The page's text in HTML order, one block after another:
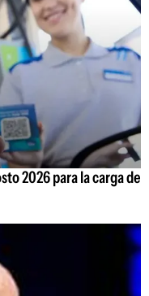
2026 para la carga de